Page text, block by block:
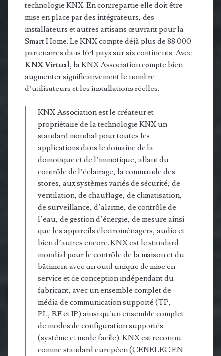
technologie KNX. En contrepartie elle doit être
mise en place par des intégrateurs, des
installateurs et autres artisans œuvrant pour la
Smart Home. Le KNX compte déjà plus de 88 000
partenaires dans 164 pays sur six continents. Avec
KNX Virtual, la KNX Association compte bien
augmenter significativement le nombre
d’utilisateurs et les installations réelles.
KNX Association est le créateur et
propriétaire de la technologie KNX un
standard mondial pour toutes les
applications dans le domaine de la
domotique et de l’immotique, allant du
contrôle de l’éclairage, la commande des
stores, aux systèmes variés de sécurité, de
ventilation, de chauffage, de climatisation,
de surveillance, d’alarme, de contrôle de
l’eau, de gestion d’énergie, de mesure ainsi
que les appareils électroménagers, audio et
bien d’autres encore. KNX est le standard
mondial pour le contrôle de la maison et du
bâtiment avec un outil unique de mise en
service et de conception indépendant du
fabricant, avec un ensemble complet de
média de communication supporté (TP,
PL, RF et IP) ainsi qu’un ensemble complet
de modes de configuration supportés
(système et mode facile). KNX est reconnu
comme standard européen (CENELEC EN